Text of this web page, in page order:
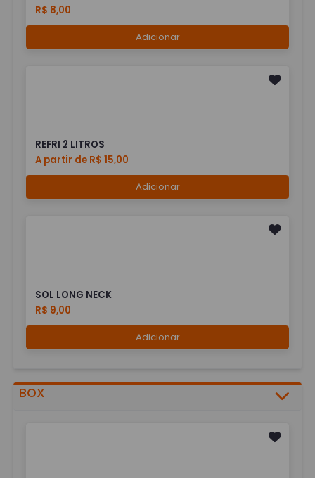
R$ 8,00
Adicionar
REFRI 2 LITROS
A partir de R$ 15,00
Adicionar
SOL LONG NECK
R$ 9,00
Adicionar
BOX